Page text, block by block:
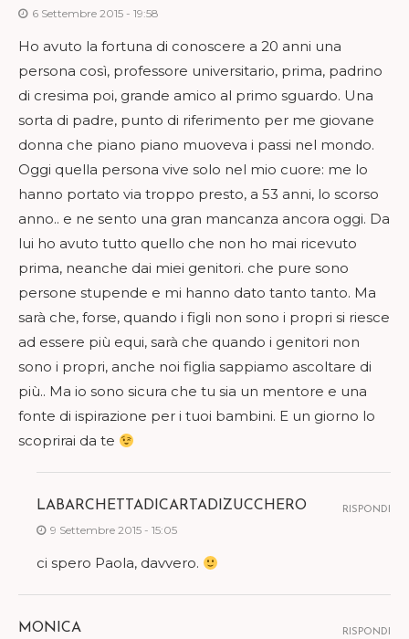
6 Settembre 2015 - 19:58
Ho avuto la fortuna di conoscere a 20 anni una
persona così, professore universitario, prima, padrino
di cresima poi, grande amico al primo sguardo. Una
sorta di padre, punto di riferimento per me giovane
donna che piano piano muoveva i passi nel mondo.
Oggi quella persona vive solo nel mio cuore: me lo
hanno portato via troppo presto, a 53 anni, lo scorso
anno.. e ne sento una gran mancanza ancora oggi. Da
lui ho avuto tutto quello che non ho mai ricevuto
prima, neanche dai miei genitori. che pure sono
persone stupende e mi hanno dato tanto tanto. Ma
sarà che, forse, quando i figli non sono i propri si riesce
ad essere più equi, sarà che quando i genitori non
sono i propri, anche noi figlia sappiamo ascoltare di
più.. Ma io sono sicura che tu sia un mentore e una
fonte di ispirazione per i tuoi bambini. E un giorno lo
scoprirai da te
LABARCHETTADICARTADIZUCCHERO
9 Settembre 2015 - 15:05
ci spero Paola, davvero.
RISPONDI
MONICA RISPONDI